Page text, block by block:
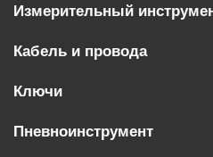
Измерительный
Кабель и провода
Ключи
Пневноинструмент